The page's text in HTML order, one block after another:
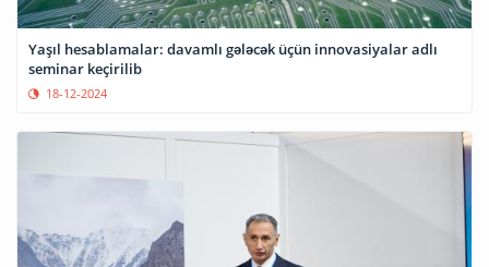
Yaşıl hesablamalar: davamlı gələcək üçün innovasiyalar adlı
seminar keçirilib
18-12-2024